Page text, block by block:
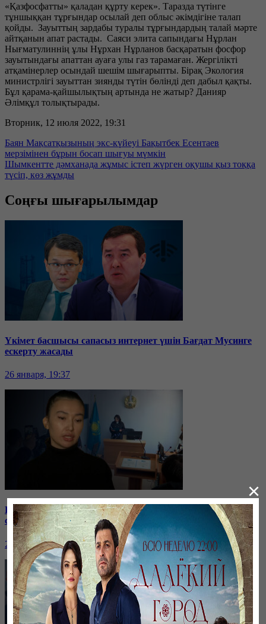
«Қазфосфатты» қаладан құрту керек». Таразда түтінге
тұншыққан тұрғындар осылай деп облыс әкімдігіне талап
қойды. Зауыттың зардабы туралы тұрғындардың талай мәрте
айтқанын апат растады. Саяси элита сапындағы Нұрлан
Нығматулиннің ұлы Нұрхан Нұрланов басқаратын фосфор
зауытындағы апаттан ауаға улы газ тарамаған. Жергілікті
атқамінерлер осындай шешім шығарыпты. Бірақ Экология
министрлігі зауыттан зиянды түтін бөлінді деп дабыл қақты.
Бұл қарама-қайшылықтың артында не жатыр? Данияр
Әлімқұл толықтырады.
Вторник, 12 июля 2022, 19:31
Баян Мақсатқызының экс-күйеуі Бақытбек Есентаев
мерзімінен бұрын босап шығуы мүмкін
Шымкентте дәмханада жұмыс істеп жүрген оқушы қыз тоққа
түсіп, көз жұмды
Соңғы шығарылымдар
Үкімет басшысы сапасыз интернет үшін Бағдат Мусинге
ескерту жасады
26 января, 19:37
Бірнеше отбасын алдаған туристік фирма директоры
сотталып жатыр
26 января, 19:36
×